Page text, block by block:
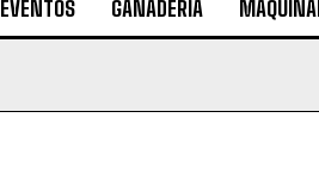
EVENTOS GANADERÍA